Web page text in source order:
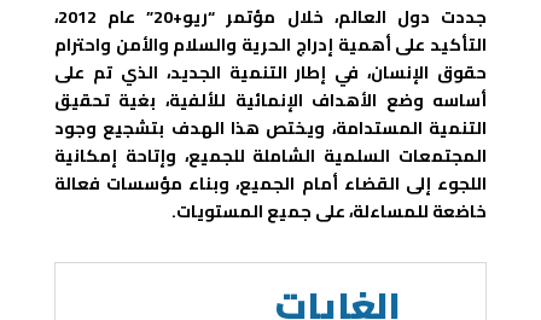
جددت دول العالم، خلال مؤتمر “ريو+20” عام 2012،
التأكيد على أهمية إدراج الحرية والسلام والأمن واحترام
حقوق الإنسان، في إطار التنمية الجديد، الذي تم على
أساسه وضع الأهداف الإنمائية للألفية، بغية تحقيق
التنمية المستدامة، ويختص هذا الهدف بتشجيع وجود
المجتمعات السلمية الشاملة للجميع، وإتاحة إمكانية
اللجوء إلى القضاء أمام الجميع، وبناء مؤسسات فعالة
خاضعة للمساءلة، على جميع المستويات.
الغايات